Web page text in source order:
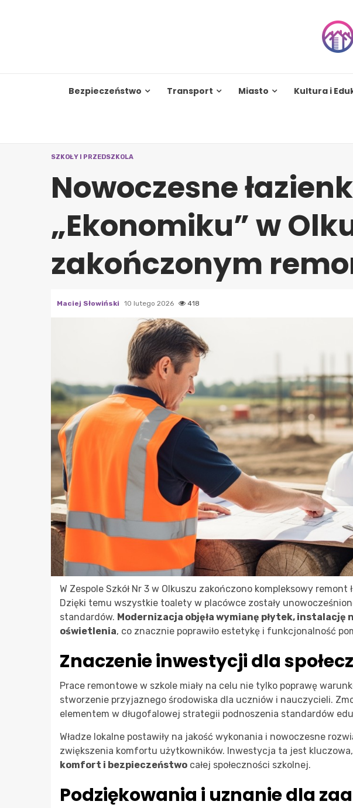
Bezpieczeństwo Transport Miasto Kultura i
SZKOŁY I PRZEDSZKOLA
Nowoczesne
„Ekonomiku” w
zakończonym
Maciej Słowiński 10 lutego 2026 418
W Zespole Szkół Nr 3 w Olkuszu zakończono kompleksowy
Dzięki temu wszystkie toalety w placówce zostały
standardów. Modernizacja objęła wymianę płytek,
oświetlenia, co znacznie poprawiło estetykę i funkcjonalność
Znaczenie inwestycji dla
Prace remontowe w szkole miały na celu nie tylko poprawę
stworzenie przyjaznego środowiska dla uczniów i nauczycieli.
elementem w długofalowej strategii podnoszenia standardów
Władze lokalne postawiły na jakość wykonania i nowoczesne
zwiększenia komfortu użytkowników. Inwestycja ta jest
komfort i bezpieczeństwo całej społeczności szkolnej.
Podziękowania i uznanie dla